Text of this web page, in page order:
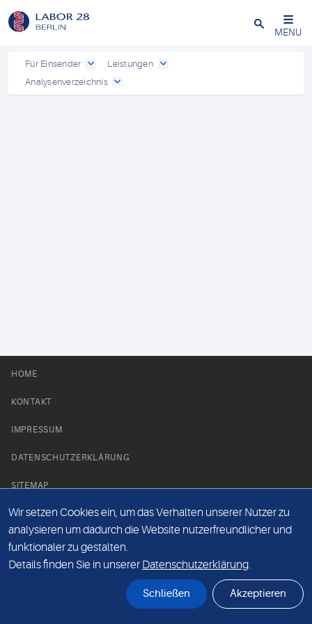
Schließen
MENU
Für Einsender
Leistungen
Analysenverzeichnis
HOME
KONTAKT
IMPRESSUM
DATENSCHUTZERKLÄRUNG
SITEMAP
NEWS PARTNER
Wir setzen Cookies ein, um das Verhalten unserer Nutzer zu
analysieren um dadurch die Website nutzerfreundlicher und
funktionaler zu gestalten.
Details finden Sie in unserer Datenschutzerklärung.
Schließen Akzeptieren